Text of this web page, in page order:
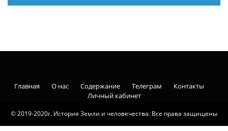
© 2019-2020г. История Земли и человечества. Все права защищены
Главная О нас Содержание Телеграм
Контакты
Личный кабинет